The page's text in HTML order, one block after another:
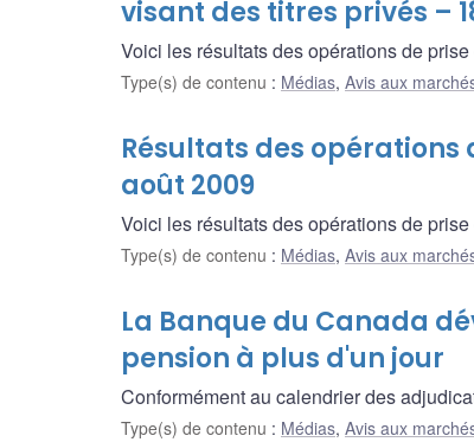
visant des titres privés –
Voici les résultats des opérations de
Type(s) de contenu : Médias, Avis aux
Résultats des opérations
août 2009
Voici les résultats des opérations de
Type(s) de contenu : Médias, Avis aux
La Banque du Canada
pension à plus d'un jour
Conformément au calendrier des
Type(s) de contenu : Médias, Avis aux